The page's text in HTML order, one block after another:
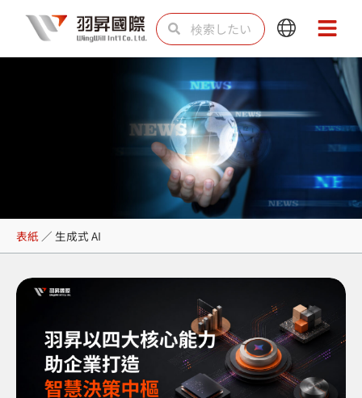
を
検
索 索
Main
Menu
Main
Menu
生成式 AI
表紙 ／ 生成式 AI